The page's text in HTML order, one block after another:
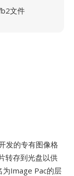
文件
发的专有图像格
转存到光盘以供
为Image Pac的层